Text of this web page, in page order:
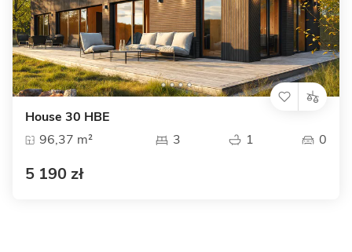
House 30 HBE
96,37 m²
3 1 0
5 190 zł